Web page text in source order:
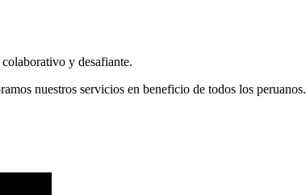
y desafiante.
nuestros servicios en beneficio de todos los peruanos.